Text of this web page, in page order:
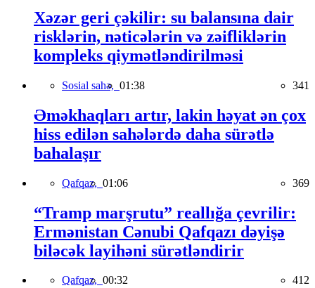
Xəzər geri çəkilir: su balansına dair
risklərin, nəticələrin və zəifliklərin
kompleks qiymətləndirilməsi
Sosial sahə, 01:38 341
Əməkhaqları artır, lakin həyat ən çox
hiss edilən sahələrdə daha sürətlə
bahalaşır
Qafqaz, 01:06 369
“Tramp marşrutu” reallığa çevrilir:
Ermənistan Cənubi Qafqazı dəyişə
biləcək layihəni sürətləndirir
Qafqaz, 00:32 412